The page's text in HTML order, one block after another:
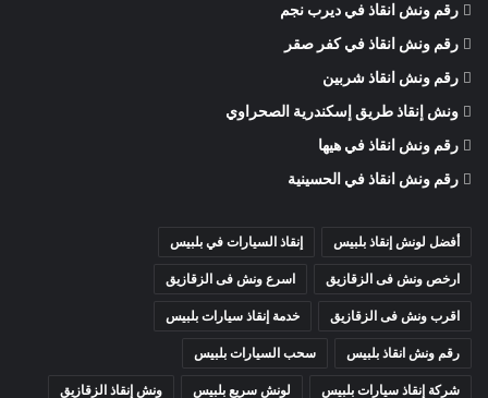
رقم ونش انقاذ في ديرب نجم
رقم ونش انقاذ في كفر صقر
رقم ونش انقاذ شربين
ونش إنقاذ طريق إسكندرية الصحراوي
رقم ونش انقاذ في هيها
رقم ونش انقاذ في الحسينية
أفضل لونش إنقاذ بلبيس إنقاذ السيارات في بلبيس
ارخص ونش فى الزقازيق اسرع ونش فى الزقازيق
اقرب ونش فى الزقازيق خدمة إنقاذ سيارات بلبيس
رقم ونش انقاذ بلبيس سحب السيارات بلبيس
شركة إنقاذ سيارات بلبيس لونش سريع بلبيس ونش إنقاذ الزقازيق